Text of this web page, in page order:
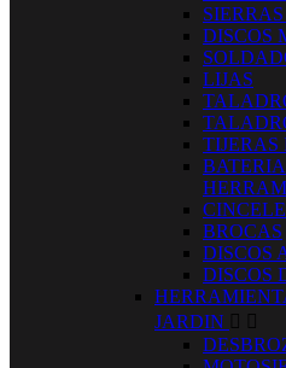
DISCOS
LIJAS
TIJERAS
BROCAS
DISCOS
DISCOS
JARDIN  